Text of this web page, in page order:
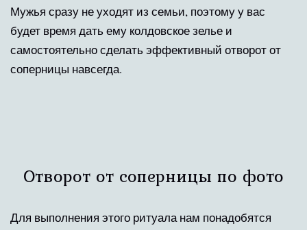
Мужья сразу не уходят из семьи, поэтому у вас
будет время дать ему колдовское зелье и
самостоятельно сделать эффективный отворот от
соперницы навсегда.
Отворот от соперницы по фото
Для выполнения этого ритуала нам понадобятся